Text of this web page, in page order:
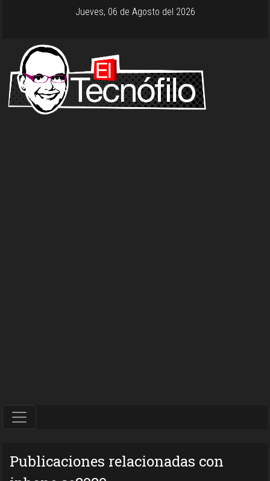
Jueves, 06 de Agosto del 2026
Publicaciones relacionadas con